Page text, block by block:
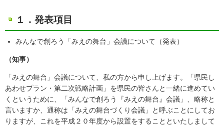
１．発表項目
みんなで創ろう「みえの舞台」会議について（発表）
（知事）
「みえの舞台」会議について、私の方から申し上げます。「県民し
あわせプラン・第二次戦略計画」を県民の皆さんと一緒に進めてい
くというために、「みんなで創ろう『みえの舞台』会議」、略称と
言いますか、通称は「みえの舞台づくり会議」と呼ぶことにしてお
りますが、これを平成２０年度から設置をすることといたしまして